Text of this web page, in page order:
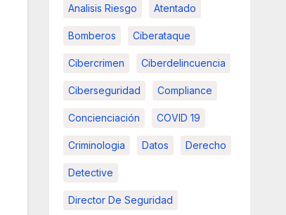
Analisis Riesgo Atentado
Bomberos Ciberataque
Cibercrimen Ciberdelincuencia
Ciberseguridad Compliance
Concienciación COVID 19
Criminologia Datos Derecho
Detective
Director De Seguridad